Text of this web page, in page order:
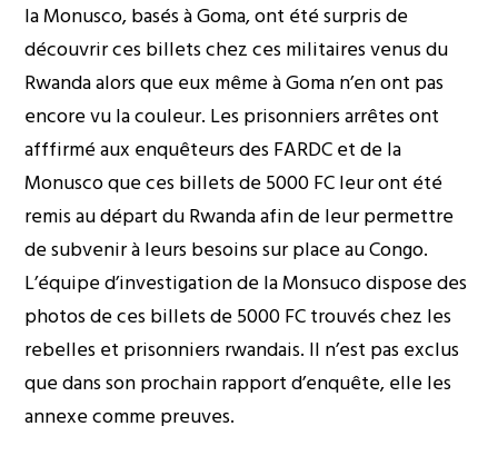
la Monusco, basés à Goma, ont été surpris de
découvrir ces billets chez ces militaires venus du
Rwanda alors que eux même à Goma n’en ont pas
encore vu la couleur. Les prisonniers arrêtes ont
afffirmé aux enquêteurs des FARDC et de la
Monusco que ces billets de 5000 FC leur ont été
remis au départ du Rwanda afin de leur permettre
de subvenir à leurs besoins sur place au Congo.
L’équipe d’investigation de la Monsuco dispose des
photos de ces billets de 5000 FC trouvés chez les
rebelles et prisonniers rwandais. Il n’est pas exclus
que dans son prochain rapport d’enquête, elle les
annexe comme preuves.